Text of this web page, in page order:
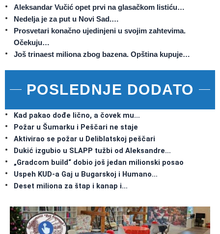
Aleksandar Vučić opet prvi na glasačkom listiću…
Nedelja je za put u Novi Sad.…
Prosvetari konačno ujedinjeni u svojim zahtevima.
Očekuju…
Još trinaest miliona zbog bazena. Opština kupuje…
POSLEDNJE DODATO
Kad pakao dođe lično, a čovek mu…
Požar u Šumarku i Peščari ne staje
Aktivirao se požar u Deliblatskoj peščari
Dukić izgubio u SLAPP tužbi od Aleksandre…
„Gradcom build“ dobio još jedan milionski posao
Uspeh KUD-a Gaj u Bugarskoj i Humano…
Deset miliona za štap i kanap i…